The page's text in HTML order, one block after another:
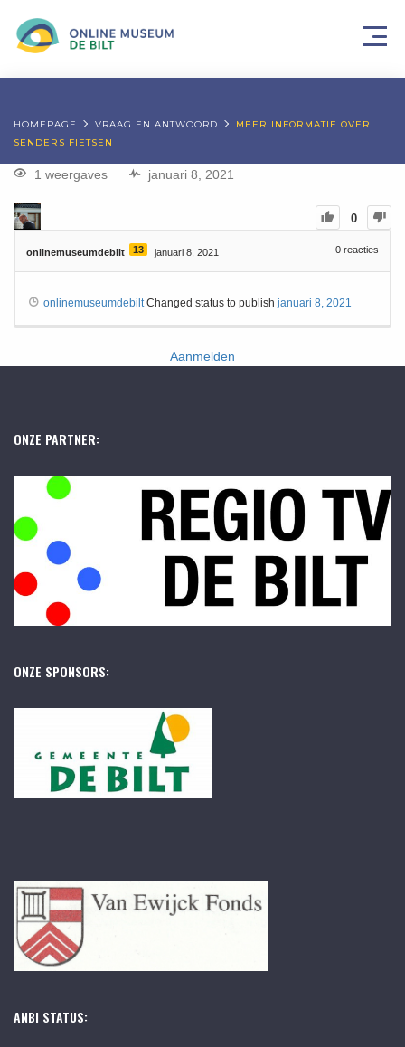
HOMEPAGE VRAAG EN ANTWOORD
MEER INFORMATIE OVER
SENDERS FIETSEN
1 weergaves januari 8, 2021
0
onlinemuseumdebilt 13 januari 8, 2021 0 reacties
onlinemuseumdebiltChanged status to publish januari 8, 2021
Aanmelden
ONZE PARTNER:
ONZE SPONSORS:
ANBI STATUS: